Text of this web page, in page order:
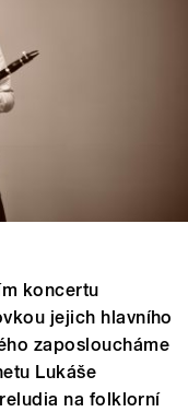
koncertu
jejich hlavního
zaposloucháme
Lukáše
na folklorní